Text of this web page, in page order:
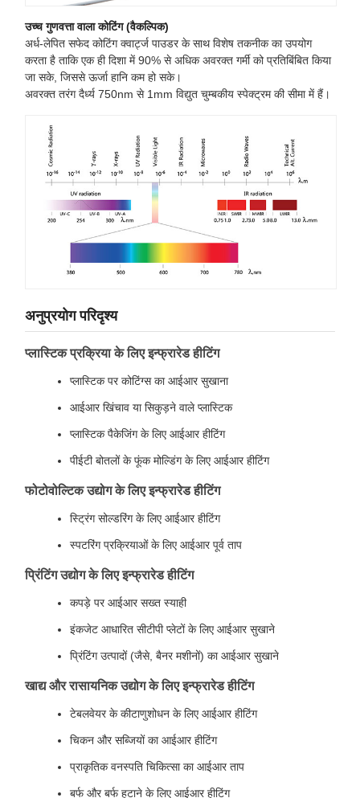
उच्च गुणवत्ता वाला कोटिंग (वैकल्पिक)
अर्ध-लेपित सफेद कोटिंग क्वार्ट्ज पाउडर के साथ विशेष तकनीक का उपयोग
करता है ताकि एक ही दिशा में 90% से अधिक अवरक्त गर्मी को प्रतिबिंबित किया
जा सके, जिससे ऊर्जा हानि कम हो सके।
अवरक्त तरंग दैर्ध्य 750nm से 1mm विद्युत चुम्बकीय स्पेक्ट्रम की सीमा में हैं।
अनुप्रयोग परिदृश्य
प्लास्टिक प्रक्रिया के लिए इन्फ्रारेड हीटिंग
प्लास्टिक पर कोटिंग्स का आईआर सुखाना
आईआर खिंचाव या सिकुड़ने वाले प्लास्टिक
प्लास्टिक पैकेजिंग के लिए आईआर हीटिंग
पीईटी बोतलों के फूंक मोल्डिंग के लिए आईआर हीटिंग
फोटोवोल्टिक उद्योग के लिए इन्फ्रारेड हीटिंग
स्ट्रिंग सोल्डरिंग के लिए आईआर हीटिंग
स्पटरिंग प्रक्रियाओं के लिए आईआर पूर्व ताप
प्रिंटिंग उद्योग के लिए इन्फ्रारेड हीटिंग
कपड़े पर आईआर सख्त स्याही
इंकजेट आधारित सीटीपी प्लेटों के लिए आईआर सुखाने
प्रिंटिंग उत्पादों (जैसे, बैनर मशीनों) का आईआर सुखाने
खाद्य और रासायनिक उद्योग के लिए इन्फ्रारेड हीटिंग
टेबलवेयर के कीटाणुशोधन के लिए आईआर हीटिंग
चिकन और सब्जियों का आईआर हीटिंग
प्राकृतिक वनस्पति चिकित्सा का आईआर ताप
बर्फ और बर्फ हटाने के लिए आईआर हीटिंग